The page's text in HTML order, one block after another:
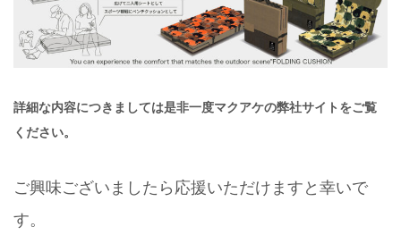
詳細な内容につきましては是非一度マクアケの弊社サイトをご覧
ください。
ご興味ございましたら応援いただけますと幸いで
す。